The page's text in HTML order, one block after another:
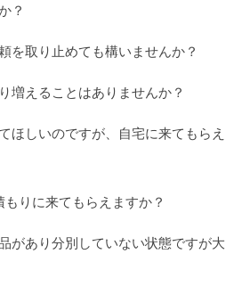
？
を取り止めても構いませんか？
増えることはありませんか？
ほしいのですが、自宅に来てもらえ
りに来てもらえますか？
があり分別していない状態ですが大